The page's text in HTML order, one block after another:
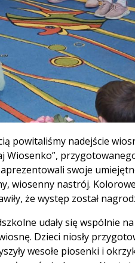
powitaliśmy nadejście
swoje
wiosenny nastrój.
że występ został
udały się wspólnie
Dzieci niosły
wesołe piosenki i